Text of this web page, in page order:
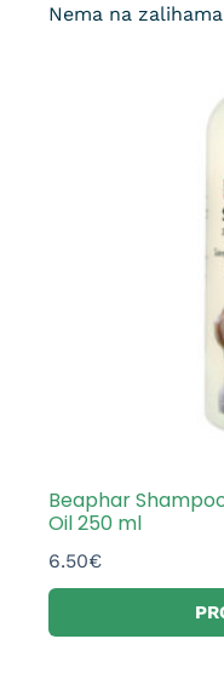
Nema na zalihama
Beaphar
Oil 250 ml
6.50€